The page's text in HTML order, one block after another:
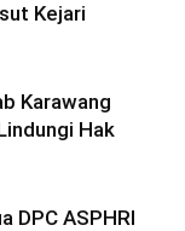
Kejari
Karawang
Hak
DPC ASPHRI